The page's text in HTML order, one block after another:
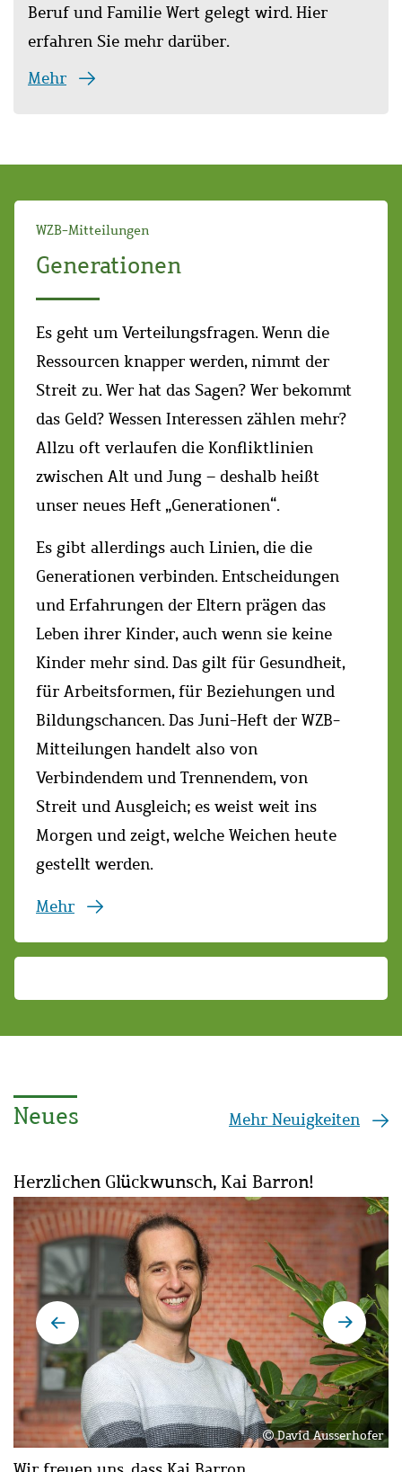
Beruf und Familie Wert gelegt wird. Hier
erfahren Sie mehr darüber.
Mehr
WZB-Mitteilungen
Generationen
Es geht um Verteilungsfragen. Wenn die
Ressourcen knapper werden, nimmt der
Streit zu. Wer hat das Sagen? Wer bekommt
das Geld? Wessen Interessen zählen mehr?
Allzu oft verlaufen die Konfliktlinien
zwischen Alt und Jung – deshalb heißt
unser neues Heft „Generationen“.
Es gibt allerdings auch Linien, die die
Generationen verbinden.Entscheidungen
und Erfahrungen der Eltern prägen das
Leben ihrer Kinder, auch wenn sie keine
Kinder mehr sind. Das gilt für Gesundheit,
für Arbeitsformen, für Beziehungen und
Bildungschancen. Das Juni-Heft der WZB-
Mitteilungen handelt also von
Verbindendem und Trennendem, von
Streit und Ausgleich; es weist weit ins
Morgen und zeigt, welche Weichen heute
gestellt werden.
Mehr
Neues Mehr Neuigkeiten
Herzlichen Glückwunsch, Kai Barron!
Bild
David Ausserhofer